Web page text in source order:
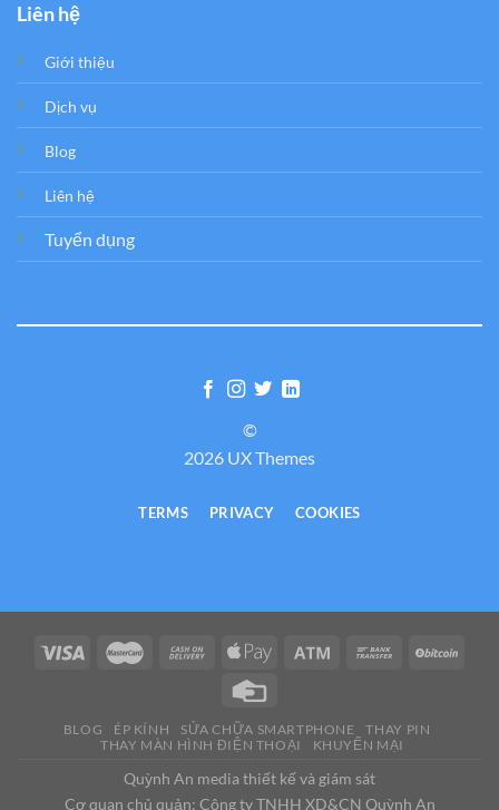
Liên hệ
Giới thiệu
Dịch vụ
Blog
Liên hệ
Tuyển dụng
©
2026 UX Themes
TERMS PRIVACY COOKIES
BLOG ÉP KÍNH SỬA CHỮA SMARTPHONE
THAY PIN
THAY MÀN HÌNH ĐIỆN THOẠI
KHUYẾN MẠI
Quỳnh An media thiết kế và giám sát
Cơ quan chủ quản: Công ty TNHH XD&CN Quỳnh An